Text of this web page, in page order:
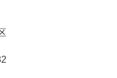
沟妇产院区